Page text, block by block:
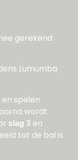
gerekend
Lumumba
en spelen
wordt
slag 3 en
tot de bal is